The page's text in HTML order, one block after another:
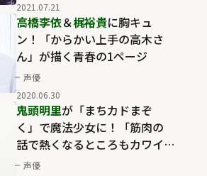
2021.07.21
高橋李依＆梶裕貴に胸キュ
ン！「からかい上手の高木さ
ん」が描く青春の1ページ
声優
2020.06.30
鬼頭明里が「まちカドまぞ
く」で魔法少女に！「筋肉の
話で熱くなるところもカワイ
イ」
声優